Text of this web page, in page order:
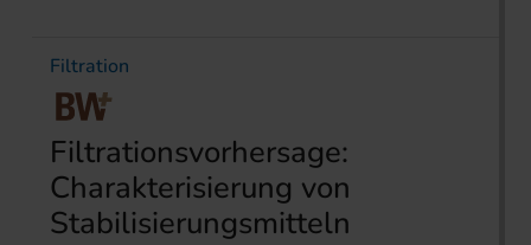
Filtration
Filtrationsvorhersage:
Charakterisierung von
Stabilisierungsmitteln